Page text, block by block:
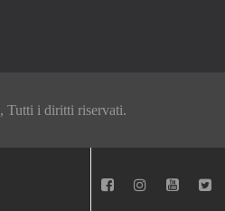
, Tutti i diritti riservati.